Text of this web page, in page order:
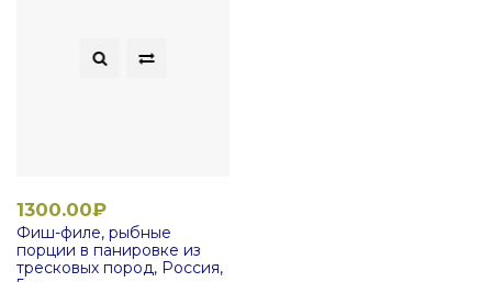
1300.00₽
Фиш-филе, рыбные
порции в панировке из
тресковых пород, Россия,